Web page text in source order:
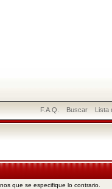
F.A.Q. Buscar Lista
que se especifique lo contrario.